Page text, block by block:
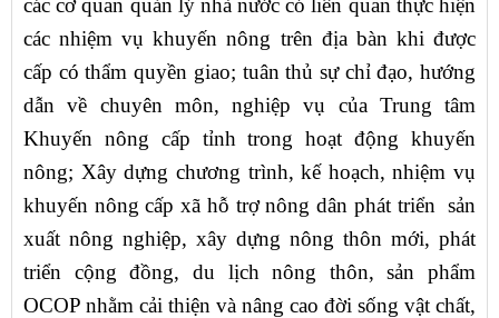
các cơ quan quản lý nhà nước có liên quan thực hiện
các nhiệm vụ khuyến nông trên địa bàn khi được
cấp có thẩm quyền giao; tuân thủ sự chỉ đạo, hướng
dẫn về chuyên môn, nghiệp vụ của Trung tâm
Khuyến nông cấp tỉnh trong hoạt động khuyến
nông; Xây dựng chương trình, kế hoạch, nhiệm vụ
khuyến nông cấp xã hỗ trợ nông dân phát triển sản
xuất nông nghiệp, xây dựng nông thôn mới, phát
triển cộng đồng, du lịch nông thôn, sản phẩm
OCOP nhằm cải thiện và nâng cao đời sống vật chất,